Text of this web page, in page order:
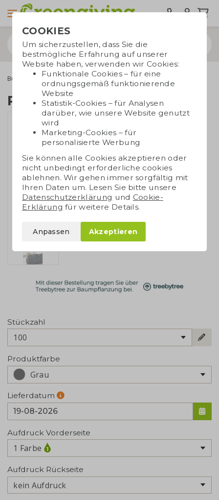
Bürobedarf Umweltfreundlicher Bürobedarf
RPET Etui
Stückzahl
100
Produktfarbe
Grau
Lieferdatum
Aufdruck Vorderseite
1 Farbe
Aufdruck Rückseite
kein Aufdruck
COOKIES
Um sicherzustellen, dass Sie die
bestmögliche Erfahrung auf unserer
Website haben, verwenden wir Cookies:
Funktionale Cookies – für eine
ordnungsgemäß funktionierende
Website
Statistik-Cookies – für Analysen
darüber, wie unsere Website genutzt
wird
Marketing-Cookies – für
personalisierte Werbung
Sie können alle Cookies akzeptieren oder
nicht unbedingt erforderliche cookies
ablehnen. Wir gehen immer sorgfältig mit
Ihren Daten um. Lesen Sie bitte unsere
Datenschutzerklärung und Cookie-
Erklärung für weitere Details.
Anpassen Akzeptieren